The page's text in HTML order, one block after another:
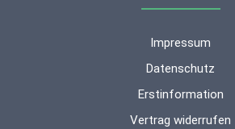
Impressum
Datenschutz
Erstinformation
Vertrag widerrufen